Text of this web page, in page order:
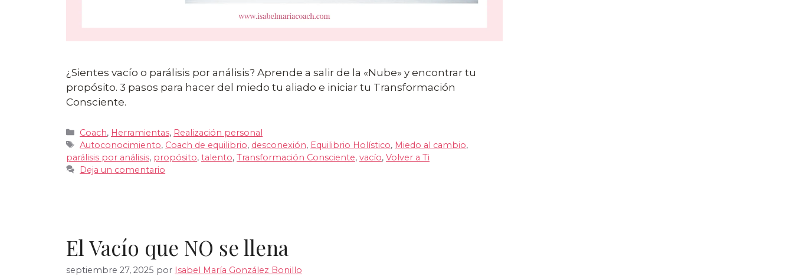
¿Sientes vacío o parálisis por análisis? Aprende a salir de la «Nube» y encontrar tu
propósito. 3 pasos para hacer del miedo tu aliado e iniciar tu Transformación
Consciente.
Categorías
Coach, Herramientas, Realización personal
Etiquetas
Autoconocimiento, Coach de equilibrio, desconexión, Equilibrio Holístico, Miedo al cambio,
parálisis por análisis, propósito, talento, Transformación Consciente, vacío, Volver a Ti
Deja un comentario
El Vacío que NO se llena
septiembre 27, 2025 por Isabel María González Bonillo